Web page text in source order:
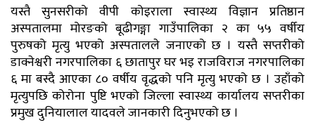
यस्तै सुनसरीको वीपी कोइराला स्वास्थ्य विज्ञान प्रतिष्ठान
अस्पतालमा मोरङको बूढीगङ्गा गाउँपालिका २ का ५५ वर्षीय
पुरुषको मृत्यु भएको अस्पतालले जनाएको छ । यस्तै सप्तरीको
डाक्नेश्वरी नगरपालिका ६ छातापुर घर भइ राजविराज नगरपालिका
६ मा बस्दै आएका ८० वर्षीय वृद्धको पनि मृत्यु भएको छ । उहाँको
मृत्युपछि कोरोना पुष्टि भएको जिल्ला स्वास्थ्य कार्यालय सप्तरीका
प्रमुख दुनियालाल यादवले जानकारी दिनुभएको छ ।